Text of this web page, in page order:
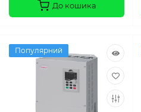
До кошика
Популярний